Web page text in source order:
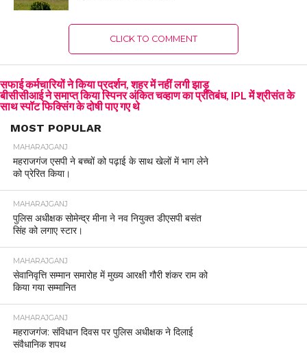
CLICK TO COMMENT
सफाई कर्मचारियों ने किया प्रदर्शन, शहर में नहीं लगी झाड़ू
बीसीसीआई ने समाप्त किया स्पिनर अंकित चव्हाण का प्रतिबंध, IPL में श्रीसंत के
साथ स्पॉट फिक्सिंग के दोषी पाए गए थे
MOST POPULAR
MAHARAJGANJ
महराजगंज एसपी ने बच्चों को पढ़ाई के साथ खेलों में भाग लेने
को प्रेरित किया।
MAHARAJGANJ
पुलिस अधीक्षक सोमेन्द्र मीना ने नव नियुक्त डीएसपी बसंत
सिंह को लगाए स्टार।
MAHARAJGANJ
सेवानिवृत्ति सम्मान समारोह में मुख्य आरक्षी गौरी शंकर राम को
किया गया सम्मानित
MAHARAJGANJ
महराजगंज: संविधान दिवस पर पुलिस अधीक्षक ने दिलाई
संवैधानिक शपथ